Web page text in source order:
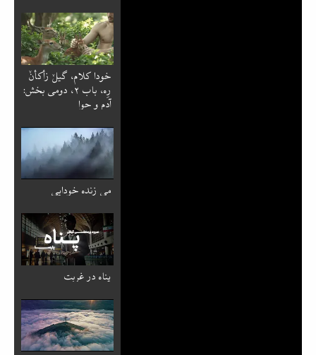
خودا کلام، گیلٚ زأکأنٚ
رِه، باب ۲، دومی بخش:
آدم و حوا
می زنده خودایی
پناه در غربت